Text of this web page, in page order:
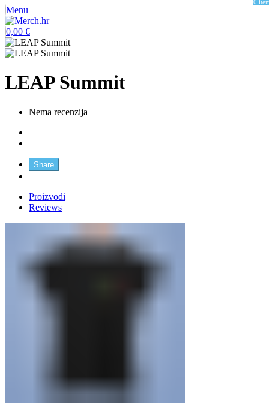
Menu
0
0,00 €
LEAP Summit
Nema recenzija
Share
Proizvodi
Reviews